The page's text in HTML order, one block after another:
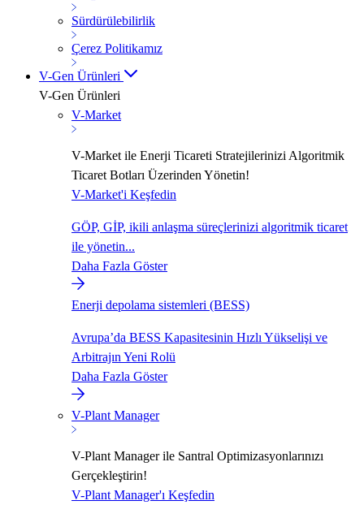
Sürdürülebilirlik
Çerez Politikamız
V-Gen Ürünleri
V-Gen Ürünleri
V-Market
V-Market ile Enerji Ticareti Stratejilerinizi Algoritmik
Ticaret Botları Üzerinden Yönetin!
V-Market'i Keşfedin
GÖP, GİP, ikili anlaşma süreçlerinizi algoritmik ticaret
ile yönetin...
Daha Fazla Göster
Enerji depolama sistemleri (BESS)
Avrupa’da BESS Kapasitesinin Hızlı Yükselişi ve
Arbitrajın Yeni Rolü
Daha Fazla Göster
V-Plant Manager
V-Plant Manager ile Santral Optimizasyonlarınızı
Gerçekleştirin!
V-Plant Manager'ı Keşfedin